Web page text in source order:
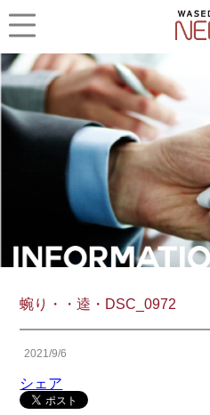
蜿り・・逵・DSC_0972
2021/9/6
シェア